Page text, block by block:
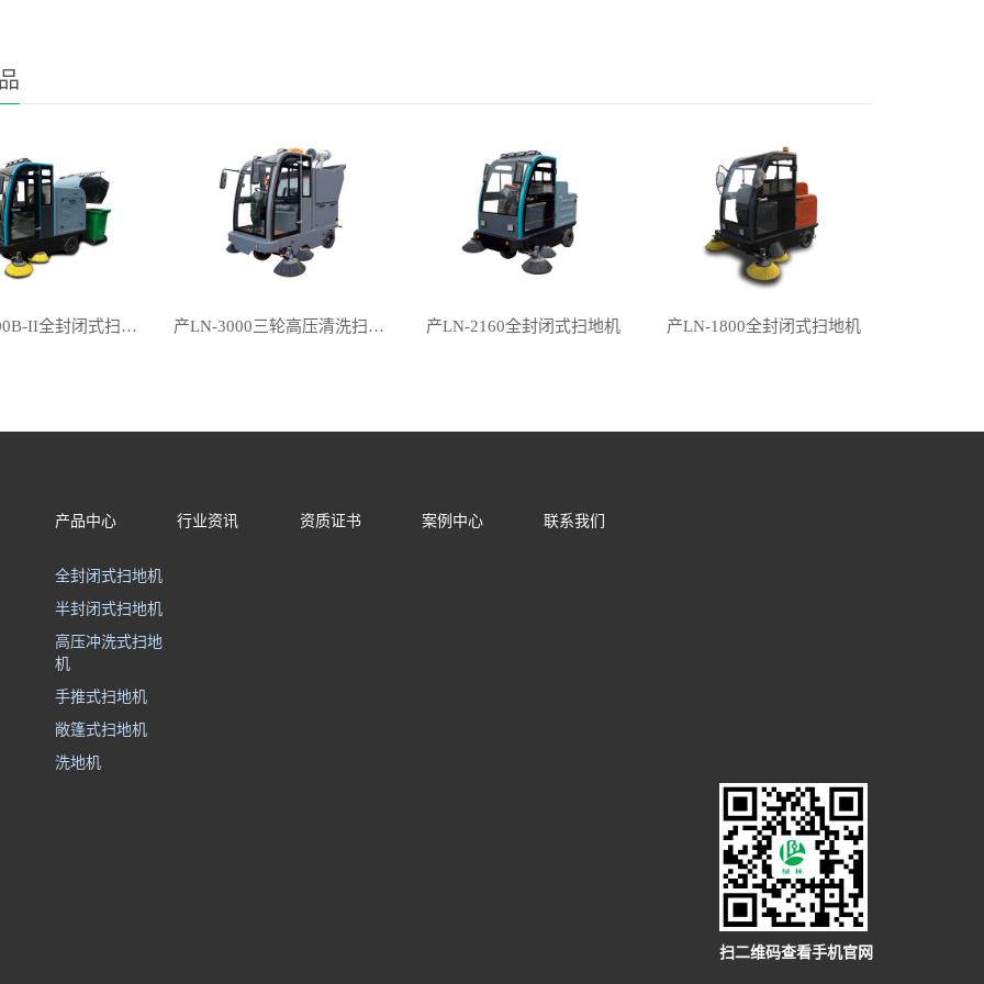
产LN-2000B-II全封闭式扫地机 产LN-3000三轮高压清洗扫地机 产LN-2160全封闭式扫地机 产LN-1800全封闭式扫地机
产品中心
全封闭式扫地机
半封闭式扫地机
高压冲洗式扫地
机
手推式扫地机
敞篷式扫地机
洗地机
行业资讯 资质证书 案例中心 联系我们
扫二维码查看手机官网